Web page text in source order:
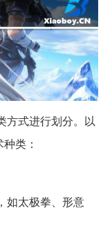
方式进行划分。以
类：
如太极拳、形意